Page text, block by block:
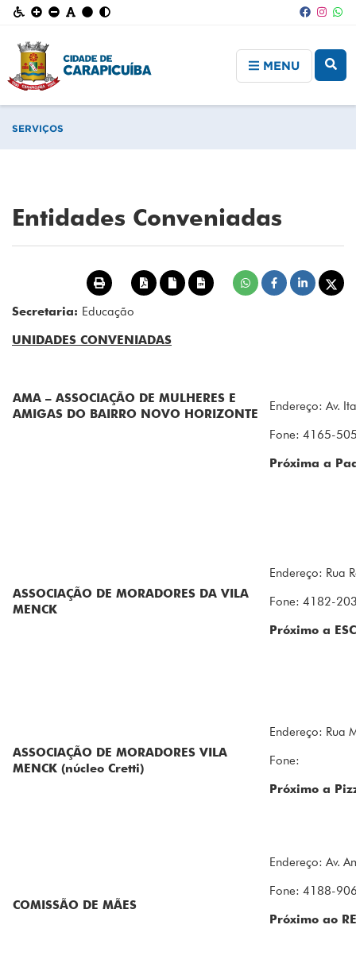
MENU
SERVIÇOS
Entidades Conveniadas
Secretaria: Educação
UNIDADES CONVENIADAS
AMA – ASSOCIAÇÃO DE MULHERES E
AMIGAS DO BAIRRO NOVO HORIZONTE
Endereço: Av.
Fone: 4165-
Próxima a
ASSOCIAÇÃO DE MORADORES DA VILA
MENCK
Endereço: Rua
Fone: 4182-
Próximo a
ASSOCIAÇÃO DE MORADORES VILA
MENCK (núcleo Cretti)
Endereço: Rua
Fone:
Próximo a
COMISSÃO DE MÃES
Endereço: Av.
Fone: 4188-
Próximo ao